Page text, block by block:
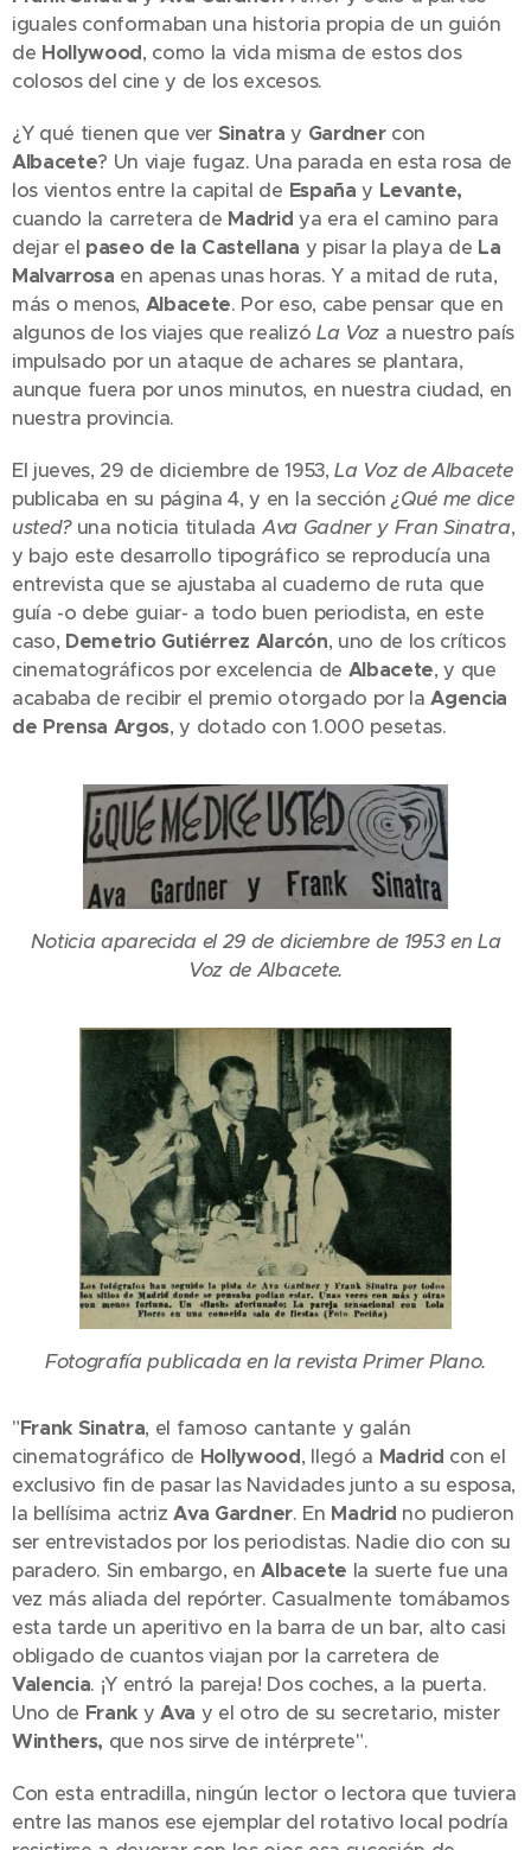
iguales conformaban una historia propia de un guión
de Hollywood, como la vida misma de estos dos
colosos del cine y de los excesos.
¿Y qué tienen que ver Sinatra y Gardnercon
Albacete? Un viaje fugaz. Una parada en esta rosa de
los vientos entre la capital de España y Levante,
cuando la carretera de Madridya era el camino para
dejar el paseo de la Castellana y pisar la playa de La
Malvarrosa en apenas unas horas. Y a mitad de ruta,
más o menos, Albacete. Por eso, cabe pensar que en
algunos de los viajes que realizó La Voza nuestro país
impulsado por un ataque de achares se plantara,
aunque fuera por unos minutos, en nuestra ciudad, en
nuestra provincia.
El jueves, 29 de diciembre de 1953,La Voz de Albacete
publicaba en su página 4, y en la sección¿Qué me dice
usted?una noticia titulada Ava Gadner y Fran Sinatra,
y bajo este desarrollo tipográfico se reproducía una
entrevista que se ajustaba al cuaderno de ruta que
guía -o debe guiar- a todo buen periodista, en este
caso, Demetrio Gutiérrez Alarcón, uno de los críticos
cinematográficos por excelencia de Albacete, y que
acababa de recibir el premio otorgado por laAgencia
de Prensa Argos, y dotado con 1.000 pesetas.
Noticia aparecida el 29 de diciembre de 1953 en La
Voz de Albacete.
Fotografía publicada en la revista Primer Plano.
"Frank Sinatra, el famoso cantante y galán
cinematográfico de Hollywood, llegó a Madrid con el
exclusivo fin de pasar las Navidades junto a su esposa,
la bellísima actrizAva Gardner. En Madrid no pudieron
ser entrevistados por los periodistas. Nadie dio con su
paradero. Sin embargo, enAlbacete la suerte fue una
vez más aliada del repórter. Casualmente tomábamos
esta tarde un aperitivo en la barra de un bar, alto casi
obligado de cuantos viajan por la carretera de
Valencia. ¡Y entró la pareja! Dos coches, a la puerta.
Uno de Frank yAva y el otro de su secretario, mister
Winthers, que nos sirve de intérprete".
Con esta entradilla, ningún lector o lectora que tuviera
entre las manos ese ejemplar del rotativo local podría